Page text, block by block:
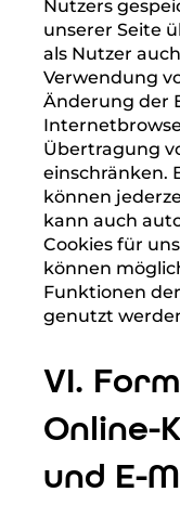
erforderlich,
einem
Die durch
erhobenen
Erstellung von
In diesen
berechtigtes
der
Abs. 1 lit. f
4. Dauer der
und
Cookies
unserer Seite
als Nutzer
Verwendung
Änderung der
Übertragung